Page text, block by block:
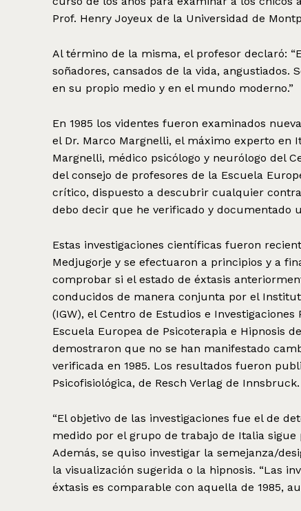
Prof. Henry Joyeux de la Universidad de
Al término de la misma, el profesor declaró:
soñadores, cansados de la vida, angustiados.
en su propio medio y en el mundo moderno.”
En 1985 los videntes fueron examinados
el Dr. Marco Margnelli, el máximo experto en
Margnelli, médico psicólogo y neurólogo del
del consejo de profesores de la Escuela
crítico, dispuesto a descubrir cualquier
debo decir que he verificado y documentado
Estas investigaciones científicas fueron
Medjugorje y se efectuaron a principios y a
comprobar si el estado de éxtasis
conducidos de manera conjunta por el
(IGW), el Centro de Estudios e
Escuela Europea de Psicoterapia e Hipnosis
demostraron que no se han manifestado
verificada en 1985. Los resultados fueron
Psicofisiológica, de Resch Verlag de
“El objetivo de las investigaciones fue el de
medido por el grupo de trabajo de Italia
Además, se quiso investigar la semejanza/
la visualización sugerida o la hipnosis. “Las
éxtasis es comparable con aquella de 1985,